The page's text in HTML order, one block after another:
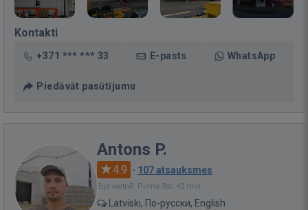
Kontakti
+371 *** *** 33 E-pasts WhatsApp
Piedāvāt pasūtījumu
Antons P.
4.9 · 107 atsauksmes
Bija vietnē: Pirms 3st. 42 min.
Latviski, По-русски, English